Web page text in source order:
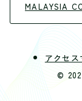
MALAYSIA
アクセ
©